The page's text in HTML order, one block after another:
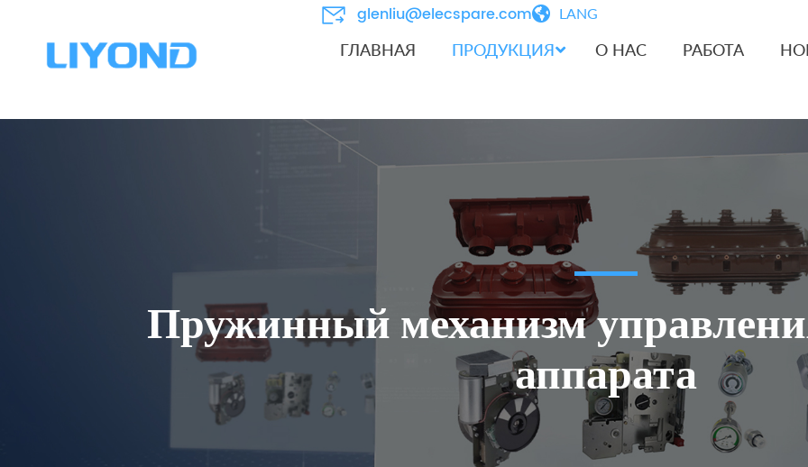
glenliu@elecspare.com LANG
ГЛАВНАЯ ПРОДУКЦИЯ О НАС РАБОТА
Пружинный механизм
аппарата